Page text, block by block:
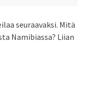
seuraavaksi. Mitä
Namibiassa? Liian